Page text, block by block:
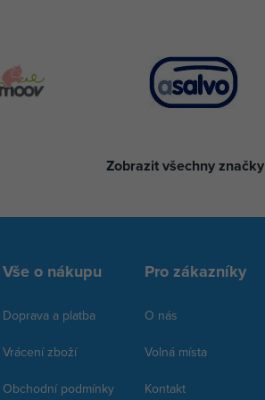
Zobrazit všechny značky
Vše o nákupu
Doprava a platba
Vrácení zboží
Obchodní podmínky
Pro zákazníky
O nás
Volná místa
Kontakt